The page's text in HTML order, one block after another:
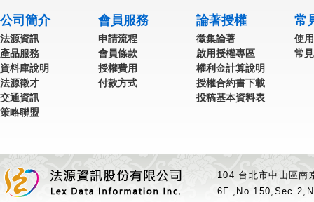
公司簡介
法源資訊
產品服務
資料庫說明
法源徵才
交通資訊
策略聯盟
會員服務
申請流程
會員條款
授權費用
付款方式
論著授權
徵集論著
啟用授權專區
權利金計算說明
授權合約書下載
投稿基本資料表
常
使
常
104 台北市中山區